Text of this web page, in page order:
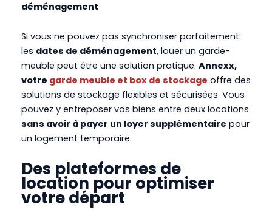
déménagement
Si vous ne pouvez pas synchroniser parfaitement
les dates de déménagement, louer un garde-
meuble peut être une solution pratique. Annexx,
votre garde meuble et box de stockage offre des
solutions de stockage flexibles et sécurisées. Vous
pouvez y entreposer vos biens entre deux locations
sans avoir à payer un loyer supplémentaire pour
un logement temporaire.
Des plateformes de
location pour optimiser
votre départ